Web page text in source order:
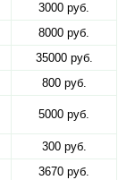
3000 руб.
8000 руб.
35000 руб.
800 руб.
5000 руб.
300 руб.
3670 руб.